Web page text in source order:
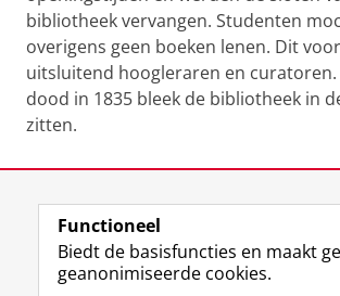
bibliotheek vervangen. Studenten
overigens geen boeken lenen. Dit
uitsluitend hoogleraren en curatoren.
dood in 1835 bleek de bibliotheek in
zitten.
View this page in:English
Functioneel
Biedt de basisfuncties en maakt
geanonimiseerde cookies.